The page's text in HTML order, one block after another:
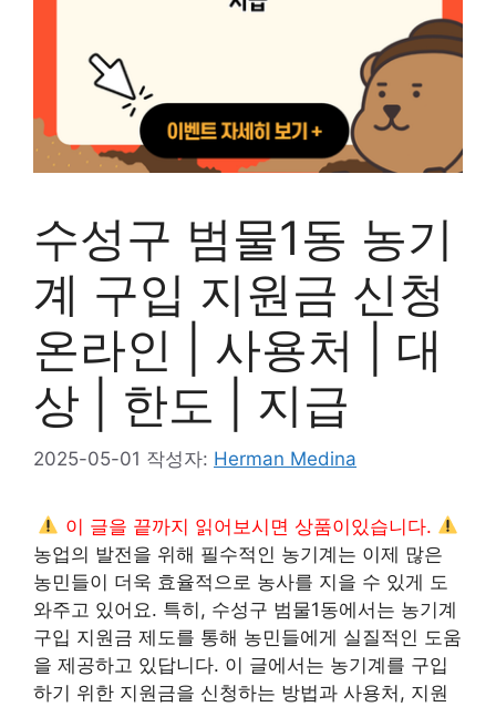
수성구 범물1동 농기
계 구입 지원금 신청
온라인 | 사용처 | 대
상 | 한도 | 지급
2025-05-01 작성자: Herman Medina
이 글을 끝까지 읽어보시면 상품이있습니다.
농업의 발전을 위해 필수적인 농기계는 이제 많은
농민들이 더욱 효율적으로 농사를 지을 수 있게 도
와주고 있어요. 특히, 수성구 범물1동에서는 농기계
구입 지원금 제도를 통해 농민들에게 실질적인 도움
을 제공하고 있답니다. 이 글에서는 농기계를 구입
하기 위한 지원금을 신청하는 방법과 사용처, 지원